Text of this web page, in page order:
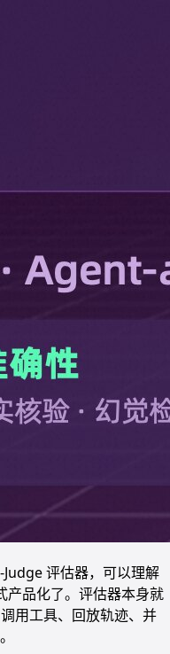
评估器，可以理解
产品化了。评估器本身就
用工具、回放轨迹、并